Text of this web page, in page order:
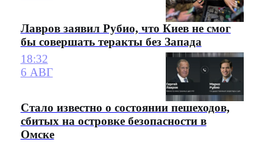
Лавров заявил Рубио, что Киев не смог
бы совершать теракты без Запада
18:32
6 АВГ
Стало известно о состоянии пешеходов,
сбитых на островке безопасности в
Омске